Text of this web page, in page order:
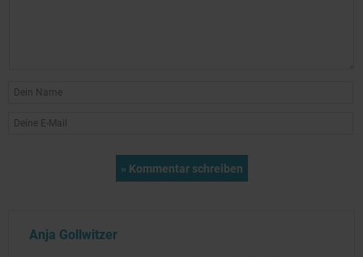
Anja Gollwitzer